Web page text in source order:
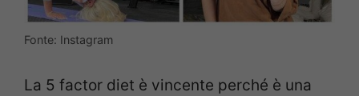
Fonte: Instagram
La 5 factor diet è vincente perché è una